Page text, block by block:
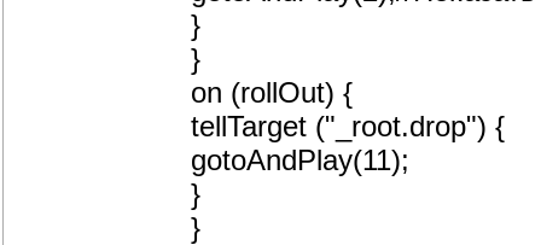
}
}
on (rollOut) {
tellTarget ("_root.drop") {
gotoAndPlay(11);
}
}